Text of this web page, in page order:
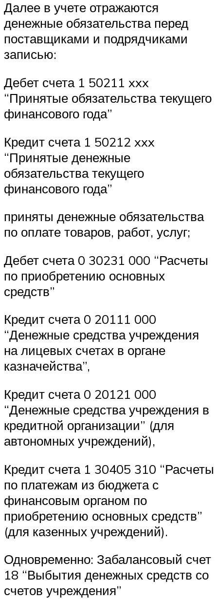
Далее в учете отражаются
денежные обязательства перед
поставщиками и подрядчиками
записью:
Дебет счета 1 50211 xxx
“Принятые обязательства текущего
финансового года”
Кредит счета 1 50212 xxx
“Принятые денежные
обязательства текущего
финансового года”
приняты денежные обязательства
по оплате товаров, работ, услуг;
Дебет счета 0 30231 000 “Расчеты
по приобретению основных
средств”
Кредит счета 0 20111 000
“Денежные средства учреждения
на лицевых счетах в органе
казначейства”,
Кредит счета 0 20121 000
“Денежные средства учреждения в
кредитной организации” (для
автономных учреждений),
Кредит счета 1 30405 310 “Расчеты
по платежам из бюджета с
финансовым органом по
приобретению основных средств”
(для казенных учреждений).
Одновременно: Забалансовый счет
18 “Выбытия денежных средств со
счетов учреждения”